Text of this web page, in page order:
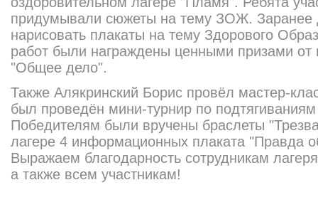
придумывали сюжеты на тему ЗОЖ. Заранее
нарисовать плакаты на тему Здорового
работ были награждены ценными призами от
"Общее дело".
Также Алякринский Борис провёл мастер-
был проведён мини-турнир по
Победителям были вручены браслеты
лагере 4 информационных плаката "Правда
Выражаем благодарность сотрудникам
а также всем участникам!